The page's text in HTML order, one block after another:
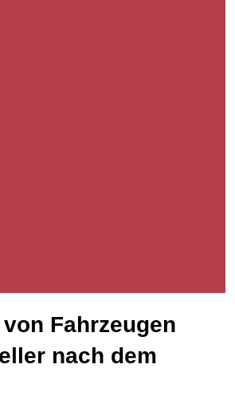
Fahrzeugen
nach dem